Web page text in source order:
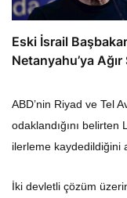
Eski İsrail
Netanyahu’ya
ABD’nin Riyad ve Tel
odaklandığını
ilerleme kaydedildiğini
İki devletli çözüm